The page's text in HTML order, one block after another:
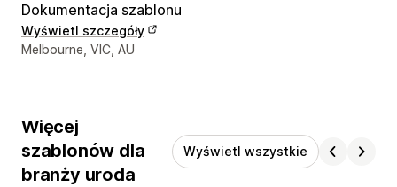
Dokumentacja szablonu
Wyświetl szczegóły
Dane kontaktowe projektanta
Melbourne, VIC, AU
Więcej
szablonów dla
branży uroda
Wyświetl wszystkie